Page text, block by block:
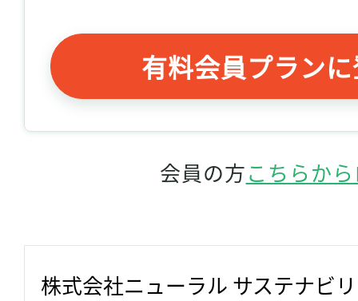
有料会員プラン
会員の方こちらか
株式会社ニューラル サステナビ